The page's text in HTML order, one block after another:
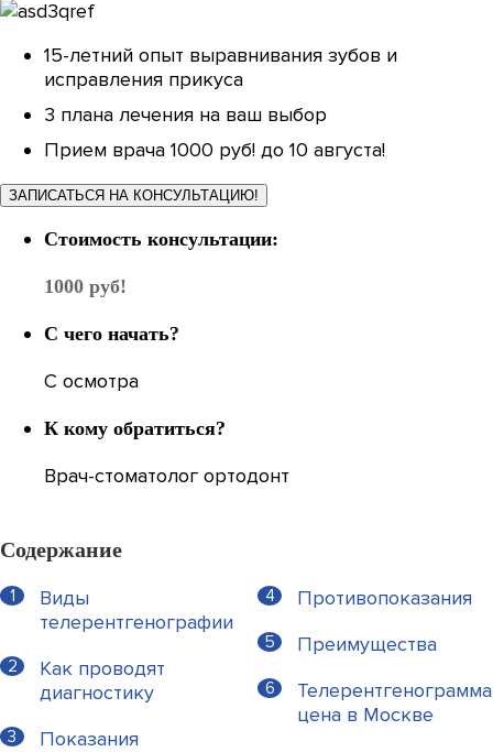
15-летний опыт выравнивания зубов и
исправления прикуса
3 плана лечения на ваш выбор
Прием врача 1000 руб! до 10 августа!
ЗАПИСАТЬСЯ НА КОНСУЛЬТАЦИЮ!
Стоимость консультации:
1000 руб!
С чего начать?
С осмотра
К кому обратиться?
Врач-стоматолог ортодонт
Содержание
Виды
телерентгенографии
Как проводят
диагностику
Показания
Противопоказания
Преимущества
Телерентгенограмма
цена в Москве